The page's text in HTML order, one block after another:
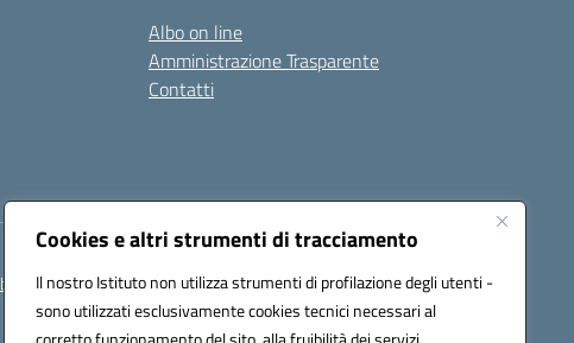
Cookies e altri strumenti di tracciamento
Il nostro Istituto non utilizza strumenti di profilazione degli utenti -
sono utilizzati esclusivamente cookies tecnici necessari al
Albo on line
Amministrazione Trasparente
Contatti
baic89400e@pec.istruzione.it